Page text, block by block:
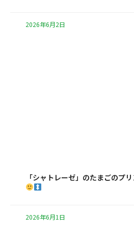
2026年6月2日
「シャトレーゼ」のたまごのプ
2026年6月1日